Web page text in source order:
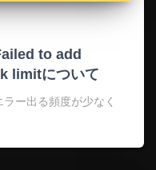
to add
limitについて
ー出る頻度が少なく